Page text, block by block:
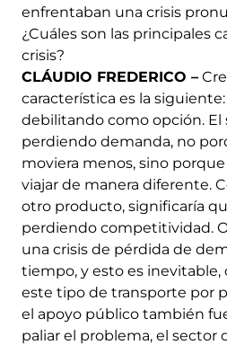
enfrentaban una crisis
¿Cuáles son las principales
crisis?
CLÁUDIO FREDERICO –
característica es la
debilitando como opción. El
perdiendo demanda, no
moviera menos, sino
viajar de manera diferente.
otro producto, significaría
perdiendo competitividad.
una crisis de pérdida de
tiempo, y esto es inevitable,
este tipo de transporte por
el apoyo público también
paliar el problema, el sector